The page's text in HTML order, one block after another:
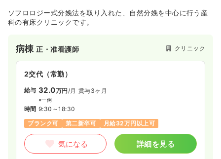
透析正看護師 / 管理職 一般病院
日勤のみ（常勤）
給与 お問い合わせください
時間
7:30～16:00
オペ室(手術室) 正・准看護師 一般病院
ソフロロジー式分娩法を取り入れた、自然分娩を中心に行う産
科の有床クリニックです。
病棟正・准看護師 クリニック
2交代（常勤）
給与 32.0万円 /月 賞与3ヶ月
※一例
時間 9:30～18:30
ブランク可
第二新卒可 月給32万円以上可
気になる 詳細を見る